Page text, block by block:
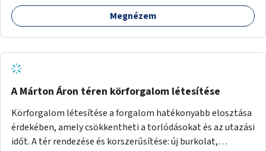
Megnézem
A Márton Áron téren körforgalom létesítése
Körforgalom létesítése a forgalom hatékonyabb elosztása
érdekében, amely csökkentheti a torlódásokat és az utazási
időt. A tér rendezése és korszerűsítése: új burkolat,